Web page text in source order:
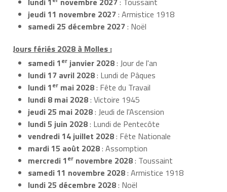
jeudi 11 novembre 2027: Armistice 1918
samedi 25 décembre 2027: Noël
Jours fériés 2028 à Molles :
samedi 1er janvier 2028: Jour de l'an
lundi 17 avril 2028: Lundi de Pâques
lundi 1er mai 2028: Fête du Travail
lundi 8 mai 2028: Victoire 1945
jeudi 25 mai 2028: Jeudi de l'Ascension
lundi 5 juin 2028: Lundi de Pentecôte
vendredi 14 juillet 2028: Fête Nationale
mardi 15 août 2028: Assomption
mercredi 1er novembre 2028: Toussaint
samedi 11 novembre 2028: Armistice 1918
lundi 25 décembre 2028: Noël